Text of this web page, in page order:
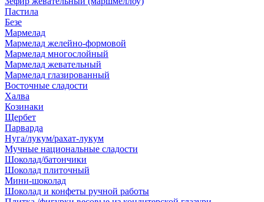
Пастила
Безе
Мармелад
Мармелад желейно-формовой
Мармелад многослойный
Мармелад жевательный
Мармелад глазированный
Восточные сладости
Халва
Козинаки
Щербет
Парварда
Нуга/лукум/рахат-лукум
Мучные национальные сладости
Шоколад/батончики
Шоколад плиточный
Мини-шоколад
Шоколад и конфеты ручной работы